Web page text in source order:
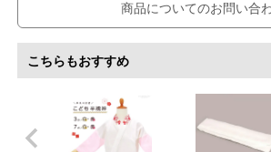
商品についてのお問い合
こちらもおすすめ